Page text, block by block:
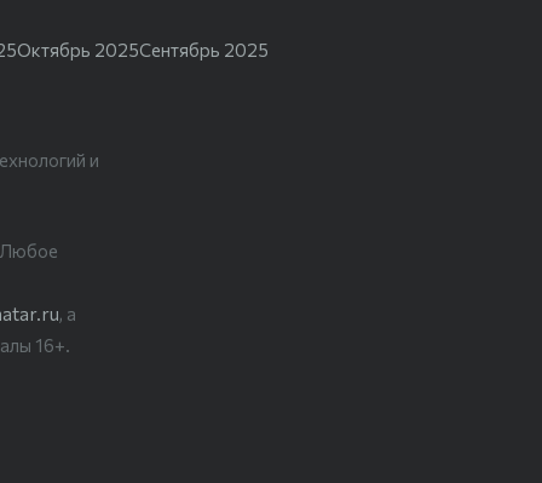
Октябрь 2025Сентябрь 2025
и
Любое
, а
16+.